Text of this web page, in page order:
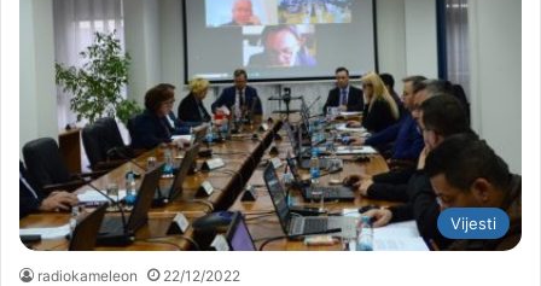
Vijesti
radiokameleon 22/12/2022